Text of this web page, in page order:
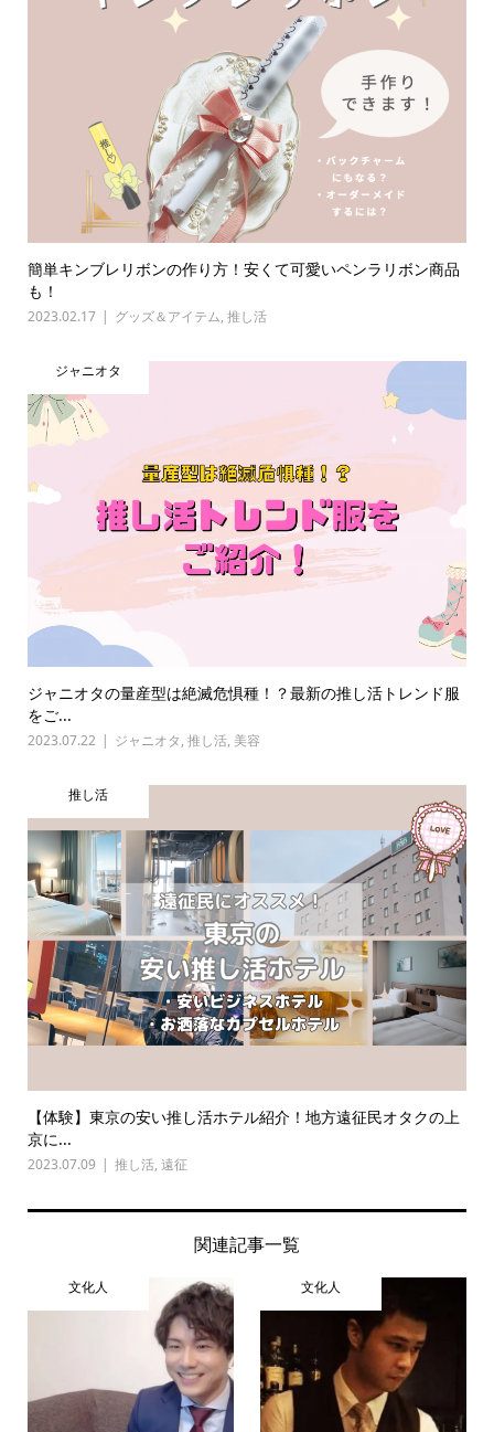
簡単キンブレリボンの作り方！安くて可愛いペンラリボン商品
も！
2023.02.17 グッズ＆アイテム, 推し活
ジャニオタ
ジャニオタの量産型は絶滅危惧種！？最新の推し活トレンド服
をご...
2023.07.22 ジャニオタ, 推し活, 美容
推し活
【体験】東京の安い推し活ホテル紹介！地方遠征民オタクの上
京に...
2023.07.09 推し活, 遠征
関連記事一覧
文化人 文化人